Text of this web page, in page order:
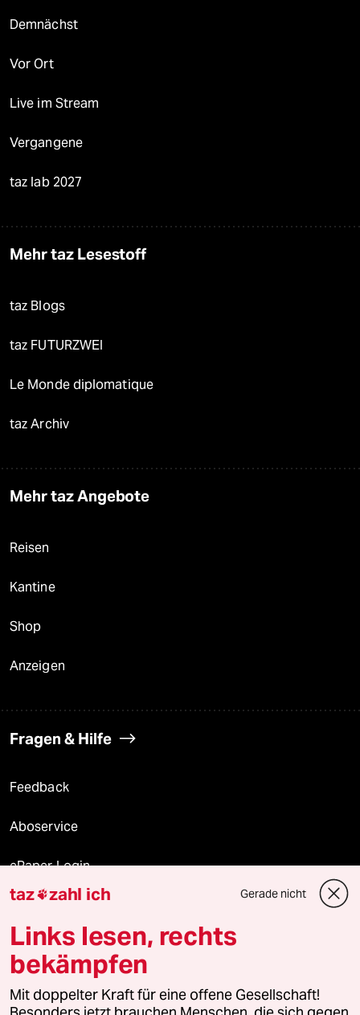
Demnächst
Vor Ort
Live im Stream
Vergangene
taz lab 2027
Mehr taz Lesestoff
taz Blogs
taz FUTURZWEI
Le Monde diplomatique
taz Archiv
Mehr taz Angebote
Reisen
Kantine
Shop
Anzeigen
Fragen & Hilfe
Feedback
Aboservice
ePaper Login
Downloads für Abonnierende
© 2026 taz Verlags und Vertriebs GmbH
Alle Rechte vorbehalten. Bei rechtlichen Fragen oder für Genehmigungen
wenden Sie sich bitte an
lizenzen@taz.de
taz zahl ich Gerade nicht
Links lesen, rechts
bekämpfen
Mit doppelter Kraft für eine offene Gesellschaft!